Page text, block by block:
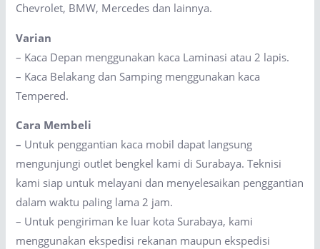
Chevrolet, BMW, Mercedes dan lainnya.
Varian
– Kaca Depan menggunakan kaca Laminasi atau 2 lapis.
– Kaca Belakang dan Samping menggunakan kaca
Tempered.
Cara Membeli
– Untuk penggantian kaca mobil dapat langsung
mengunjungi outlet bengkel kami di Surabaya. Teknisi
kami siap untuk melayani dan menyelesaikan penggantian
dalam waktu paling lama 2 jam.
– Untuk pengiriman ke luar kota Surabaya, kami
menggunakan ekspedisi rekanan maupun ekspedisi